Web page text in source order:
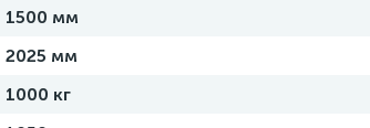
1500 мм
2025 мм
1000 кг